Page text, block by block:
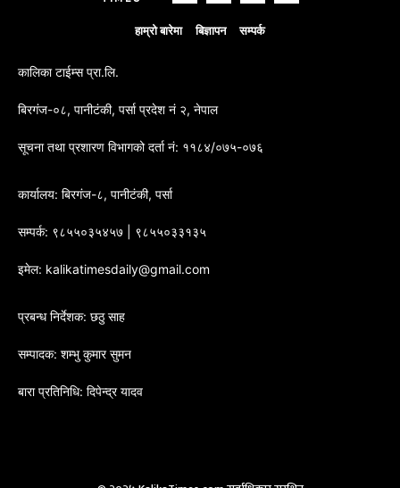
हाम्रो बारेमा बिज्ञापन सम्पर्क
कालिका टाईम्स प्रा.लि.
बिरगंज-०८, पानीटंकी, पर्सा प्रदेश नं २, नेपाल
सूचना तथा प्रशारण विभागको दर्ता नं: ११८४/०७५-०७६
कार्यालय: बिरगंज-८, पानीटंकी, पर्सा
सम्पर्क: ९८५५०३५४५७ | ९८५५०३३१३५
इमेल: kalikatimesdaily@gmail.com
प्रबन्ध निर्देशक: छठु साह
सम्पादक: शम्भु कुमार सुमन
बारा प्रतिनिधि: दिपेन्द्र यादव